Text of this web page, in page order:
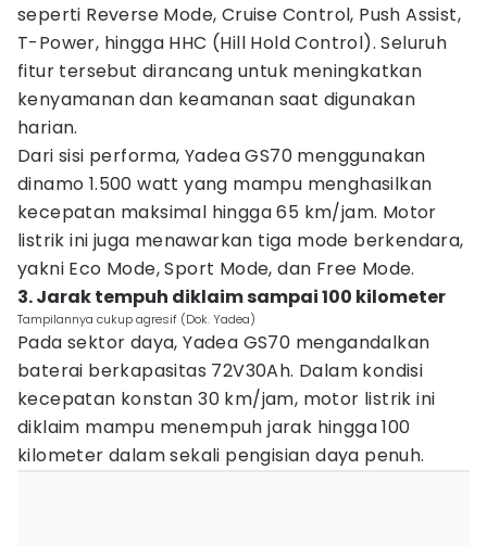
seperti Reverse Mode, Cruise Control, Push Assist,
T-Power, hingga HHC (Hill Hold Control). Seluruh
fitur tersebut dirancang untuk meningkatkan
kenyamanan dan keamanan saat digunakan
harian.
Dari sisi performa, Yadea GS70 menggunakan
dinamo 1.500 watt yang mampu menghasilkan
kecepatan maksimal hingga 65 km/jam. Motor
listrik ini juga menawarkan tiga mode berkendara,
yakni Eco Mode, Sport Mode, dan Free Mode.
3. Jarak tempuh diklaim sampai 100 kilometer
Tampilannya cukup agresif (Dok. Yadea)
Pada sektor daya, Yadea GS70 mengandalkan
baterai berkapasitas 72V30Ah. Dalam kondisi
kecepatan konstan 30 km/jam, motor listrik ini
diklaim mampu menempuh jarak hingga 100
kilometer dalam sekali pengisian daya penuh.